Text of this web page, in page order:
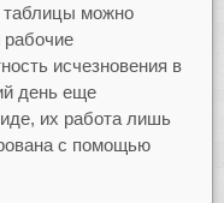
таблицы можно
исчезновения в
день еще
их работа лишь
с помощью